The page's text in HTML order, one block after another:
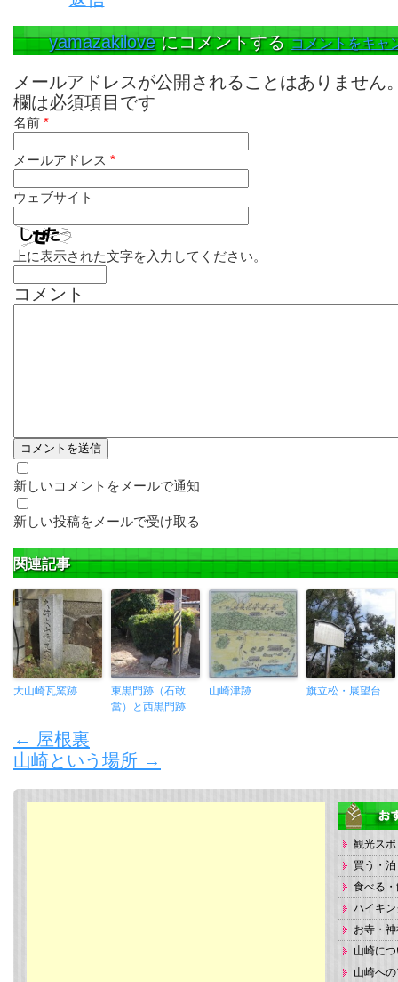
yamazakiloveにコメントするコメントをキャ
メールアドレスが公開されることはありません
欄は必須項目です
名前 *
メールアドレス *
ウェブサイト
上に表示された文字を入力してください。
コメント
新しいコメントをメールで通知
新しい投稿をメールで受け取る
関連記事
大山崎瓦窯跡
東黒門跡（石敢
當）と西黒門跡
山崎津跡 旗立松・展望台
← 屋根裏
山崎という場所 →
観光ス
買う・
食べる
ハイキ
お寺・
山崎に
山崎へ